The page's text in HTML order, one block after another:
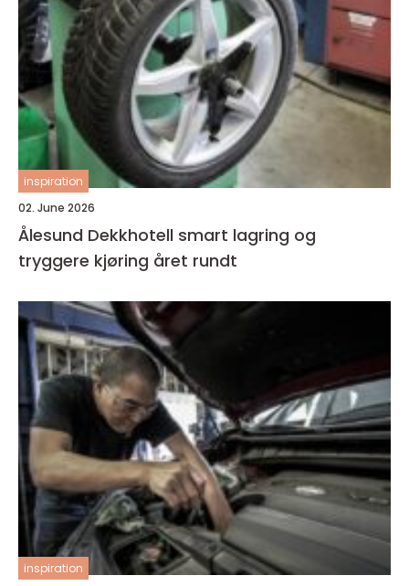
inspiration
02. June 2026
Ålesund Dekkhotell smart lagring og
tryggere kjøring året rundt
inspiration